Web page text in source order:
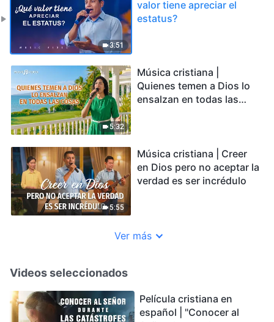
3:51
valor tiene apreciar el
estatus?
5:32
Música cristiana |
Quienes temen a Dios lo
ensalzan en todas las
5:55
Música cristiana | Creer
en Dios pero no aceptar la
verdad es ser incrédulo
Ver más
Videos seleccionados
Película cristiana en
español | "Conocer al